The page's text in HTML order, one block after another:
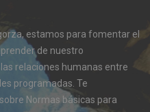
estamos para fomentar el
de nuestro
relaciones humanas entre
programadas. Te
Normas básicas para